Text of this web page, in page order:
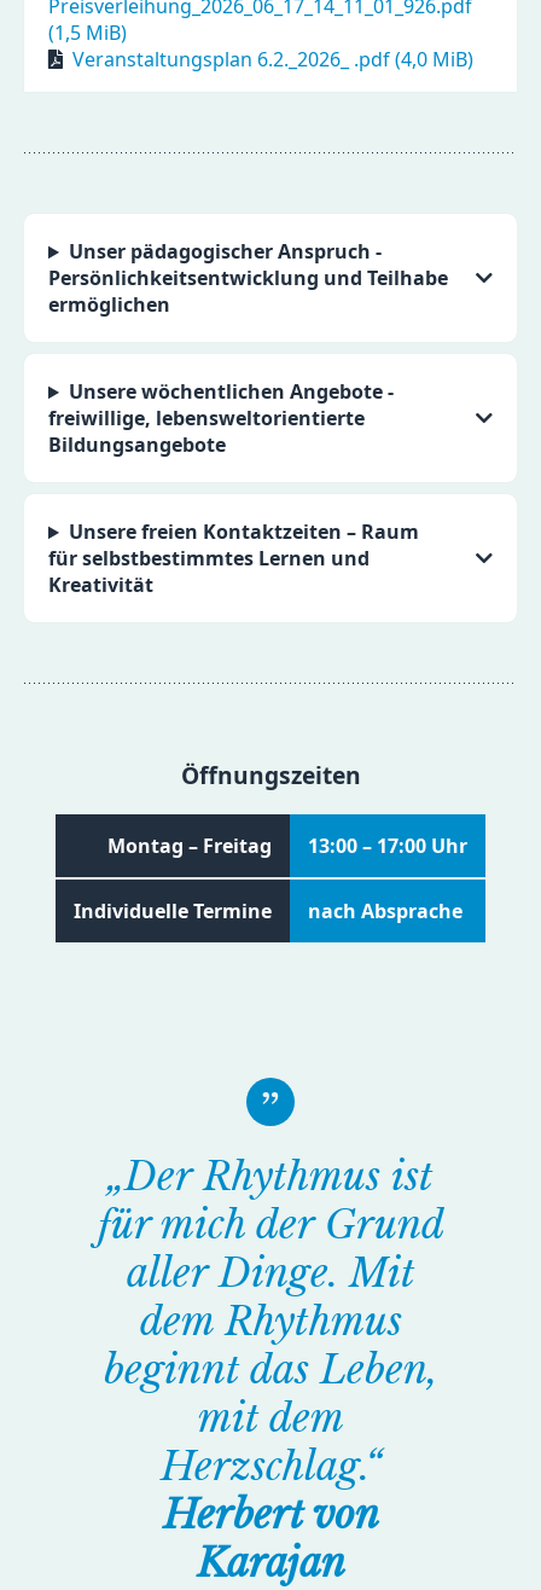
Preisverleihung_2026_06_17_14_11_01_926.pdf
(1,5 MiB)
Veranstaltungsplan 6.2._2026_ .pdf(4,0 MiB)
Unser pädagogischer Anspruch -
Persönlichkeitsentwicklung und Teilhabe
ermöglichen
Unsere wöchentlichen Angebote -
freiwillige, lebensweltorientierte
Bildungsangebote
Unsere freien Kontaktzeiten – Raum
für selbstbestimmtes Lernen und
Kreativität
Öffnungszeiten
Montag – Freitag 13:00 – 17:00 Uhr
Individuelle Termine nach Absprache
„Der Rhythmus ist
für mich der Grund
aller Dinge. Mit
dem Rhythmus
beginnt das Leben,
mit dem
Herzschlag.“
Herbert von
Karajan